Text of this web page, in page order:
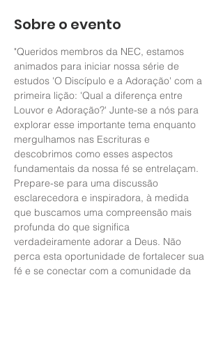
Sobre o evento
"Queridos membros da NEC, estamos
animados para iniciar nossa série de
estudos 'O Discípulo e a Adoração' com a
primeira lição: 'Qual a diferença entre
Louvor e Adoração?' Junte-se a nós para
explorar esse importante tema enquanto
mergulhamos nas Escrituras e
descobrimos como esses aspectos
fundamentais da nossa fé se entrelaçam.
Prepare-se para uma discussão
esclarecedora e inspiradora, à medida
que buscamos uma compreensão mais
profunda do que significa
verdadeiramente adorar a Deus. Não
perca esta oportunidade de fortalecer sua
fé e se conectar com a comunidade da